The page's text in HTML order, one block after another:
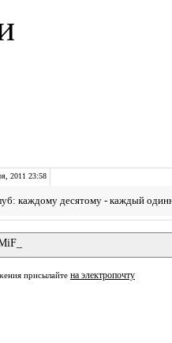
2011 23:58
каждому десятому - каждый
присылайте на электропочту